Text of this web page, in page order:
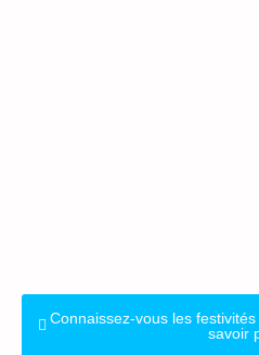
Connaissez-vous les
savoir